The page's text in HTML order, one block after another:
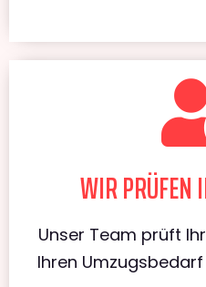
WIR PRÜFEN
Unser Team prüft
Ihren